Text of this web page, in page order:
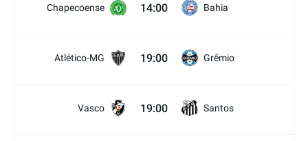
Chapecoense 14:00 Bahia
Atlético-MG 19:00 Grêmio
Vasco 19:00 Santos